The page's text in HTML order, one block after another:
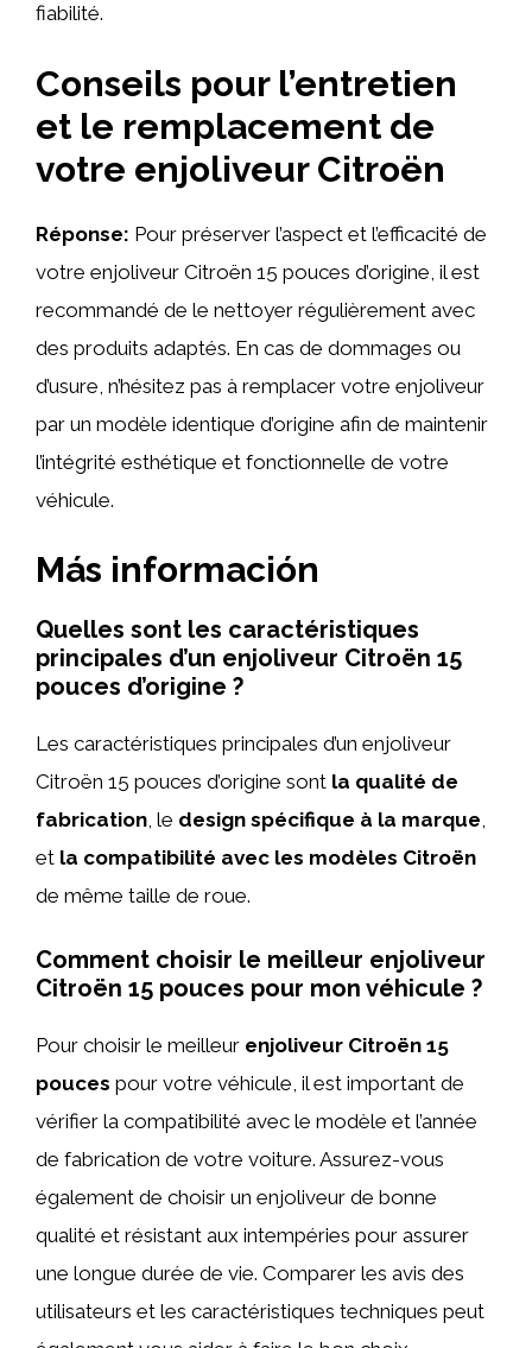
fiabilité.
Conseils pour l’entretien
et le remplacement de
votre enjoliveur Citroën
Réponse: Pour préserver l’aspect et l’efficacité de
votre enjoliveur Citroën 15 pouces d’origine, il est
recommandé de le nettoyer régulièrement avec
des produits adaptés. En cas de dommages ou
d’usure, n’hésitez pas à remplacer votre enjoliveur
par un modèle identique d’origine afin de maintenir
l’intégrité esthétique et fonctionnelle de votre
véhicule.
Más información
Quelles sont les caractéristiques
principales d’un enjoliveur Citroën 15
pouces d’origine ?
Les caractéristiques principales d’un enjoliveur
Citroën 15 pouces d’origine sont la qualité de
fabrication, le design spécifique à la marque,
et la compatibilité avec les modèles Citroën
de même taille de roue.
Comment choisir le meilleur enjoliveur
Citroën 15 pouces pour mon véhicule ?
Pour choisir le meilleur enjoliveur Citroën 15
pouces pour votre véhicule, il est important de
vérifier la compatibilité avec le modèle et l’année
de fabrication de votre voiture. Assurez-vous
également de choisir un enjoliveur de bonne
qualité et résistant aux intempéries pour assurer
une longue durée de vie. Comparer les avis des
utilisateurs et les caractéristiques techniques peut